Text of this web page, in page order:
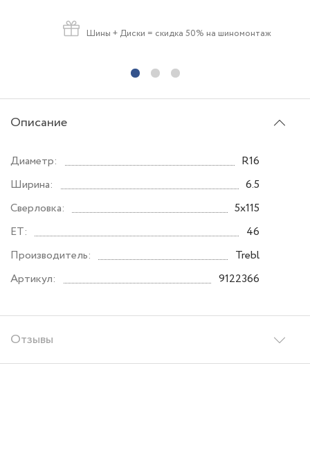
Шины + Диски = скидка 50% на шиномонтаж
Описание
Отзывы
Диаметр:
R16
Ширина:
6.5
Сверловка:
5x115
ET:
46
Производитель:
Trebl
Артикул:
9122366